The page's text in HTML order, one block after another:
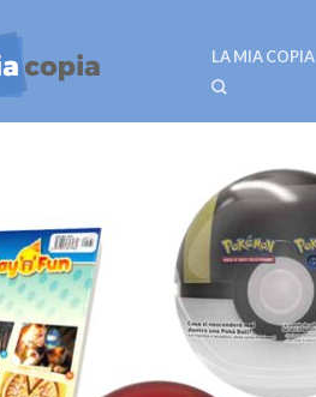
LA MIA COPIA